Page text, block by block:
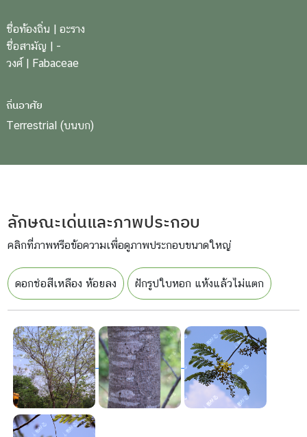
ชื่อท้องถิ่น | อะราง
ชื่อสามัญ | -
วงศ์ | Fabaceae
ถิ่นอาศัย
Terrestrial (บนบก)
ลักษณะเด่นและภาพประกอบ
คลิกที่ภาพหรือข้อความเพื่อดูภาพประกอบขนาดใหญ่
ดอกช่อสีเหลือง ห้อยลง ฝักรูปใบหอก แห้งแล้วไม่แตก